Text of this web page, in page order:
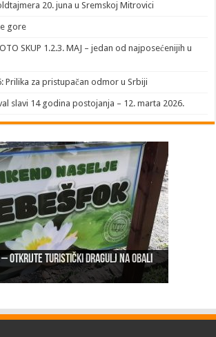
20. juna u Sremskoj Mitrovici
gore
SKUP 1.2.3. MAJ – jedan od najposećenijih u
Prilika za pristupačan odmor u Srbiji
slavi 14 godina postojanja – 12. marta 2026.
– Otkrijte turistički dragulj na obali
kulenijada 8. juna
kupališna sezona na Gradskoj plaži u
Mitrovici
Exit festival od 6.do 9. jula
sajam turizma „EMITT 2023“